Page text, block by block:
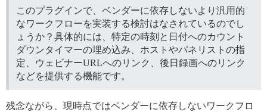
このプラグインで、ベンダーに依存しないより汎用的
なワークフローを実装する検討はなされているのでし
ょうか？具体的には、特定の時刻と日付へのカウント
ダウンタイマーの埋め込み、ホストやパネリストの指
定、ウェビナーURLへのリンク、後日録画へのリンク
などを提供する機能です。
残念ながら、現時点ではベンダーに依存しないワークフロ